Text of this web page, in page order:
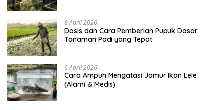
8 April 2026
Dosis dan Cara Pemberian Pupuk Dasar
Tanaman Padi yang Tepat
6 April 2026
Cara Ampuh Mengatasi Jamur Ikan Lele
(Alami & Medis)